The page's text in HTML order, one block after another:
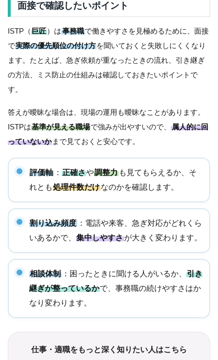
面接で確認したいポイント
ISTP（巨匠）は事務職で働きやすさを見極めるために、面接
で実際の優先順位の付け方を聞いておくと失敗しにくくなり
ます。たとえば、急ぎ依頼が重なったときの流れ、引き継ぎ
の方法、ミス防止の仕組みは確認しておきたいポイントで
す。
答えが曖昧な場合は、現場の運用も曖昧なことがあります。
ISTPは基準が見える職場で強みが出やすいので、属人的に回
っていないか まで見ておくと安心です。
評価軸： 正確さや調整力も見てもらえるか、そ
れとも処理件数だけなのかを確認します。
割り込み頻度：電話や来客、急ぎ対応がどれくら
いあるかで、 集中しやすさが大きく変わります。
相談体制：困ったときに聞ける人がいるか、 引き
継ぎが整っているかで、事務職の続けやすさはか
なり変わります。
仕事・適職をもっと深く知りたい人はこちら